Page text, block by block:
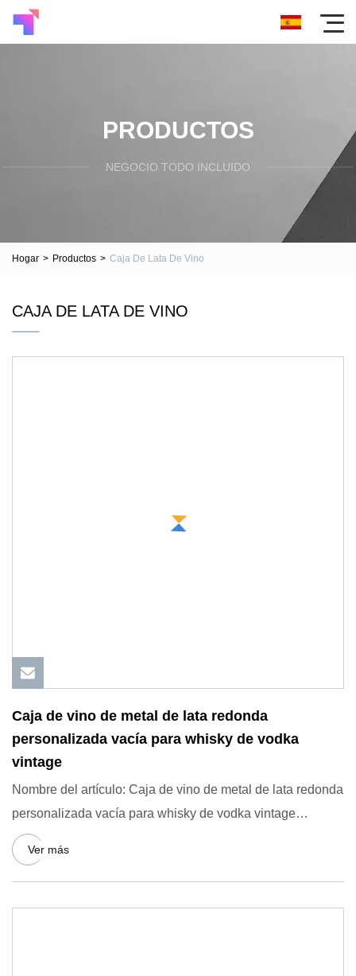
PRODUCTOS
NEGOCIO TODO INCLUIDO
Hogar > Productos > Caja De Lata De Vino
CAJA DE LATA DE VINO
Caja de vino de metal de lata redonda
personalizada vacía para whisky de vodka
vintage
Nombre del artículo: Caja de vino de metal de lata redonda
personalizada vacía para whisky de vodka vintage
Nuestras ve
Ver más